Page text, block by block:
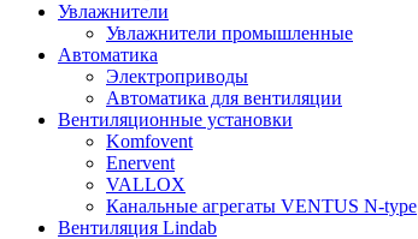
Увлажнители
Увлажнители промышленные
Автоматика
Электроприводы
Автоматика для вентиляции
Вентиляционные установки
Komfovent
Enervent
VALLOX
Канальные агрегаты VENTUS N-type
Вентиляция Lindab